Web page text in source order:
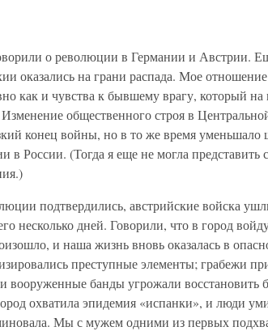
о революции в Германии и Австрии.
оказались на грани распада. Мое
как и чувства к бывшему врагу, который на
общественного строя в
конец войны, но в то же время уменьшало
в России. (Тогда я еще не могла представить
подтвердились, австрийские войска
несколько дней. Говорили, что в город
и наша жизнь вновь оказалась в
преступные элементы; грабежи
вооруженные банды угрожали восстановить
охватила эпидемия «испанки», и люди
Мы с мужем одними из первых